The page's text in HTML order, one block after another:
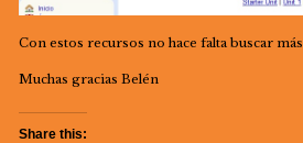
Con estos recursos no hace falta buscar más
Muchas gracias Belén
Share this: